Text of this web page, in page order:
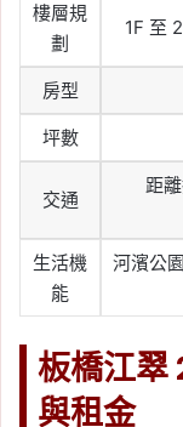
樓層規
劃
1F 至
房型
坪數
交通
距
生活機
能
河濱公
板橋江翠
與租金